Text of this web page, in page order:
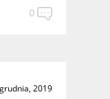
0
2019